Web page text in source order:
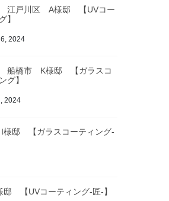
江戸川区 A様邸 【UVコー
】
2024
船橋市 K様邸 【ガラスコ
グ】
2024
邸 【ガラスコーティング-
【UVコーティング-匠-】